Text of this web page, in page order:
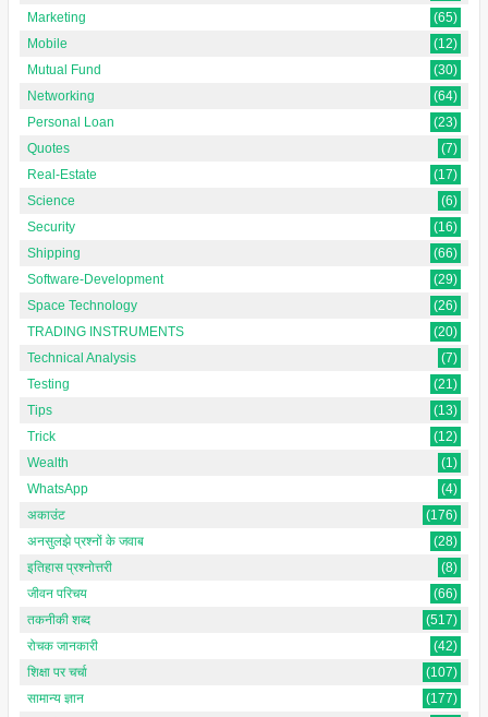
Marketing
(65)
Mobile
(12)
Mutual Fund
(30)
Networking
(64)
Personal Loan
(23)
Quotes
(7)
Real-Estate
(17)
Science
(6)
Security
(16)
Shipping
(66)
Software-Development
(29)
Space Technology
(26)
TRADING INSTRUMENTS
(20)
Technical Analysis
(7)
Testing
(21)
Tips
(13)
Trick
(12)
Wealth
(1)
WhatsApp
(4)
अकाउंट
(176)
अनसुलझे प्रश्नों के जवाब
(28)
इतिहास प्रश्नोत्तरी
(8)
जीवन परिचय
(66)
तकनीकी शब्द
(517)
रोचक जानकारी
(42)
शिक्षा पर चर्चा
(107)
सामान्य ज्ञान
(177)